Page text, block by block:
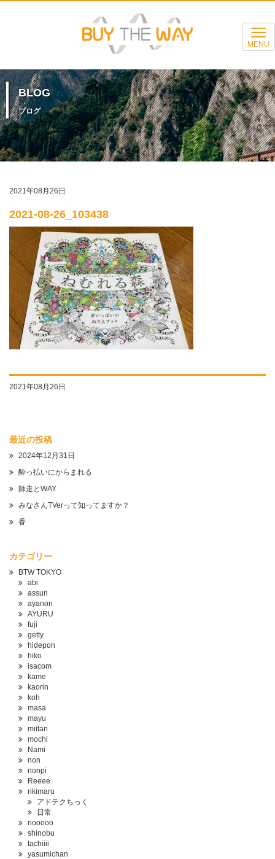
MENU
BLOG
ブログ
2021年08月26日
2021-08-26_103438
2021年08月26日
最近の投稿
2024年12月31日
酔っ払いにからまれる
師走とWAY
みなさんTVerって知ってますか？
香
カテゴリー
BTW TOKYO
abi
assun
ayanon
AYURU
fuji
getty
hidepon
hiko
isacom
kame
kaorin
koh
masa
mayu
miitan
mochi
Nami
non
nonpi
Reeee
rikimaru
アドテクちっく
日常
riooooo
shinobu
tachiiii
yasumichan